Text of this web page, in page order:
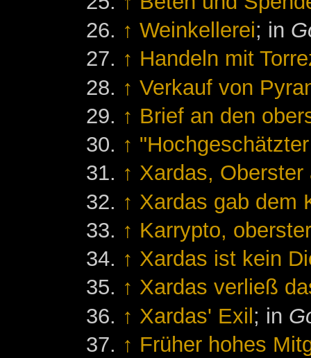
↑ Weinkellerei; in
↑ Handeln mit
↑ Verkauf von
↑ Brief an den
↑
↑ Xardas,
↑ Xardas gab dem
↑ Karrypto,
↑ Xardas ist kein
↑ Xardas verließ
↑ Xardas' Exil; in
↑ Früher hohes